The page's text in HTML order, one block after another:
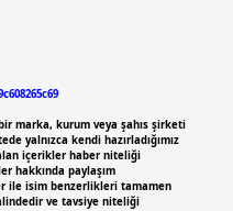
marka, kurum veya şahıs şirketi
yalnızca kendi hazırladığımız
içerikler haber niteliği
hakkında paylaşım
ile isim benzerlikleri tamamen
ve tavsiye niteliği